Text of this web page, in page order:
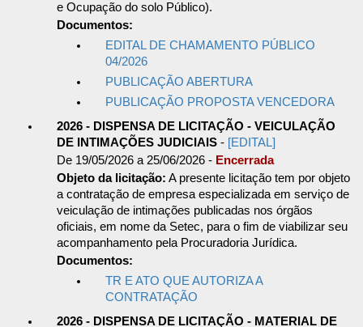
e Ocupação do solo Público).
Documentos:
EDITAL DE CHAMAMENTO PÚBLICO
04/2026
PUBLICAÇÃO ABERTURA
PUBLICAÇÃO PROPOSTA VENCEDORA
2026 - DISPENSA DE LICITAÇÃO - VEICULAÇÃO
DE INTIMAÇÕES JUDICIAIS - [EDITAL]
De 19/05/2026 a 25/06/2026 - Encerrada
Objeto da licitação: A presente licitação tem por objeto
a contratação de empresa especializada em serviço de
veiculação de intimações publicadas nos órgãos
oficiais, em nome da Setec, para o fim de viabilizar seu
acompanhamento pela Procuradoria Jurídica.
Documentos:
TR E ATO QUE AUTORIZA A
CONTRATAÇÃO
2026 - DISPENSA DE LICITAÇÃO - MATERIAL DE